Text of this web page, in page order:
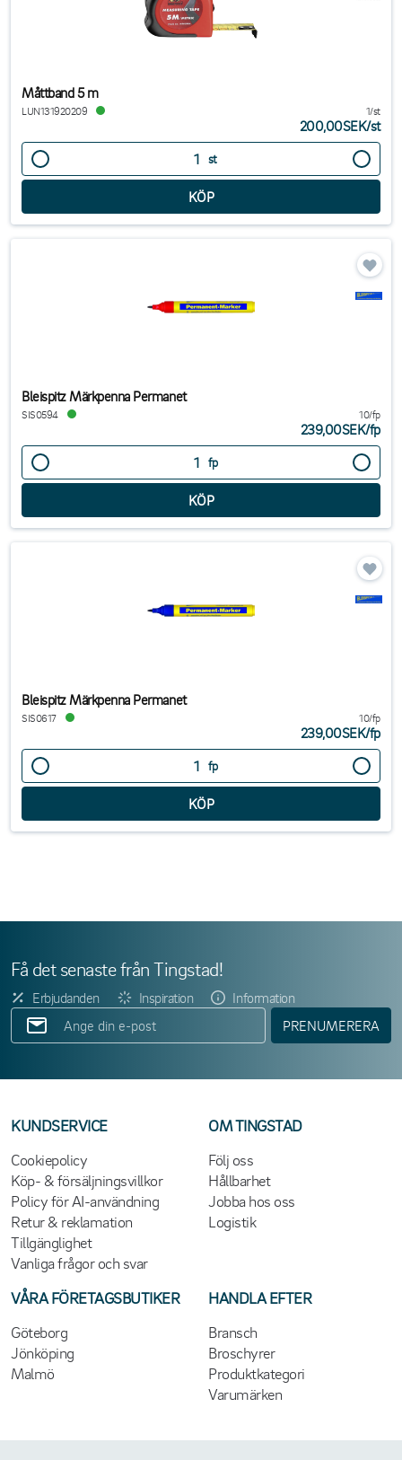
Måttband 5 m
LUN131920209 1/st
200,00SEK/st
st
Bleispitz Märkpenna Permanet
SIS0594 10/fp
239,00SEK/fp
fp
Bleispitz Märkpenna Permanet
SIS0617 10/fp
239,00SEK/fp
fp
Få det senaste från Tingstad!
Erbjudanden Inspiration
Information
PRENUMERERA
KUNDSERVICE
Cookiepolicy
Köp- & försäljningsvillkor
Policy för AI-användning
Retur & reklamation
Tillgänglighet
Vanliga frågor och svar
OM TINGSTAD
Följ oss
Hållbarhet
Jobba hos oss
Logistik
VÅRA FÖRETAGSBUTIKER
Göteborg
Jönköping
Malmö
HANDLA EFTER
Bransch
Broschyrer
Produktkategori
Varumärken